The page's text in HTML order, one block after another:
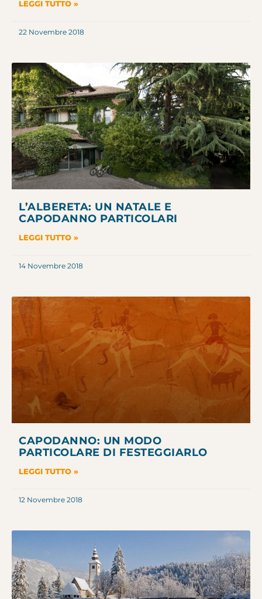
LEGGI TUTTO »
22 Novembre 2018
L’ALBERETA: UN NATALE E
CAPODANNO PARTICOLARI
LEGGI TUTTO »
14 Novembre 2018
CAPODANNO: UN MODO
PARTICOLARE DI FESTEGGIARLO
LEGGI TUTTO »
12 Novembre 2018